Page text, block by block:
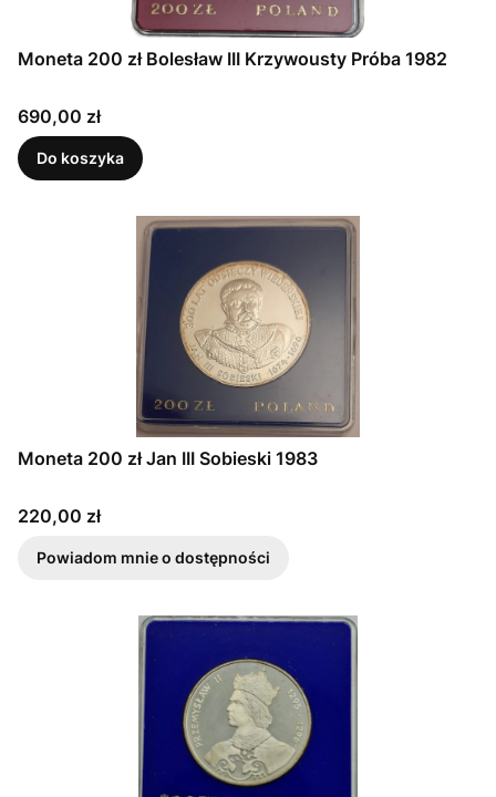
Moneta 200 zł Bolesław III Krzywousty Próba 1982
Cena
690,00 zł
Do koszyka
Moneta 200 zł Jan III Sobieski 1983
Cena
220,00 zł
Powiadom mnie o dostępności